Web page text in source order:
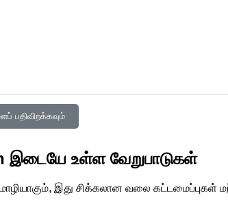
பதிவிறக்கவும்
இடையே உள்ள வேறுபாடுகள்
இது சிக்கலான வலை கட்டமைப்புகள்